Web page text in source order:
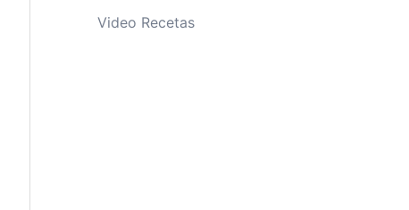
Video Recetas